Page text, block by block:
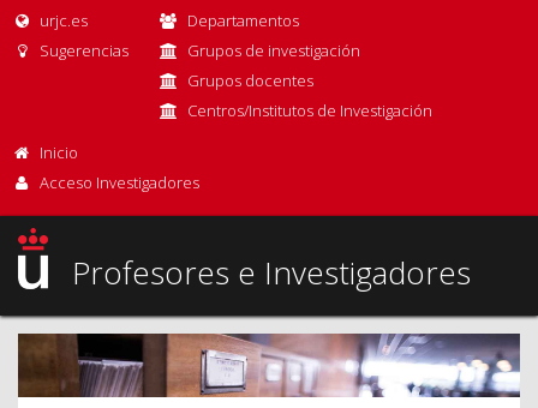
urjc.es
Sugerencias
Departamentos
Grupos de investigación
Grupos docentes
Centros/Institutos de Investigación
Inicio
Acceso Investigadores
Profesores e Investigadores